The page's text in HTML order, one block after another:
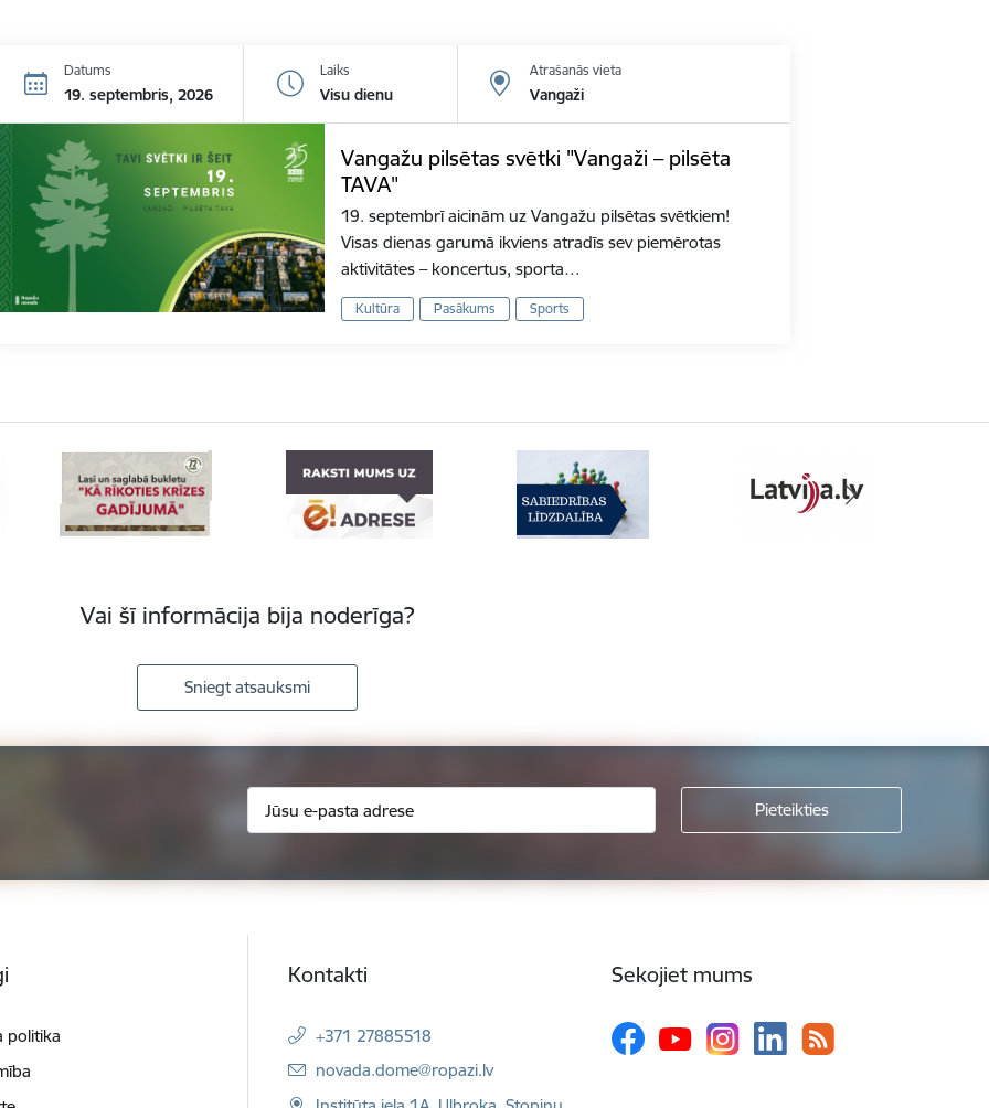
Datums
19. septembris, 2026
Laiks
Visu dienu
Atrašanās vieta
Vangaži
Vangažu pilsētas svētki "Vangaži – pilsēta
TAVA"
19. septembrī aicinām uz Vangažu pilsētas svētkiem!
Visas dienas garumā ikviens atradīs sev piemērotas
aktivitātes – koncertus, sporta…
Kultūra Pasākums Sports
Vai šī informācija bija noderīga?
Sniegt atsauksmi
politika
Kontakti
+371 27885518
E-pasts:
novada.dome@ropazi.lv
Sekojiet mums